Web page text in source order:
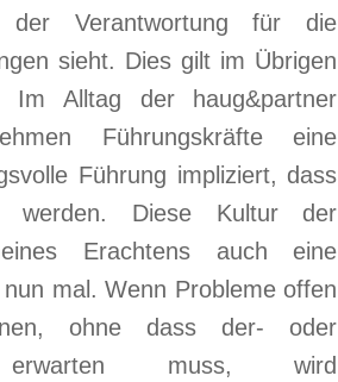
der Verantwortung für die
sieht. Dies gilt im Übrigen
Im Alltag der haug&partner
Führungskräfte eine
Führung impliziert, dass
werden. Diese Kultur der
Erachtens auch eine
mal. Wenn Probleme offen
ohne dass der- oder
erwarten muss, wird